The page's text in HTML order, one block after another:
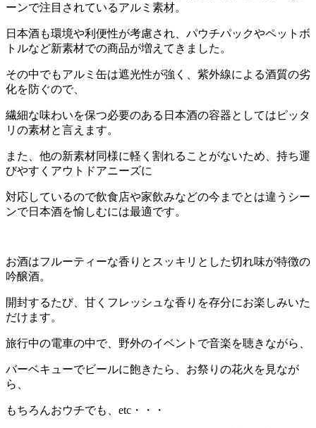
ーンで注目されているアルミ素材。
日本酒も環境や利便性が考慮され、パウチパックやペットボ
トルなど新素材での商品が増えてきました。
その中でもアルミ缶は遮光性が強く、紫外線による酒質の劣
化を防ぐので、
繊細な味わいを保つ必要のある日本酒の容器としてはピッタ
リの素材と言えます。
また、他の新素材同様に軽く割れることがないため、持ち運
びやすくアウトドアニーズに
対応しているので飲食店や家飲みなどの今までとは違うシー
ンで日本酒を愉しむには最適です。
お酒はフルーティーな香りとスッキリとした切れ味が特徴の
吟醸酒。
開封するたび、甘くフレッシュな香りを存分にお楽しみいた
だけます。
旅行中の電車の中で、野外のイベントで音楽を聴きながら、
バーベキューでビールに飽きたら、お祭りの花火を見なが
ら、
もちろんおウチでも、etc・・・